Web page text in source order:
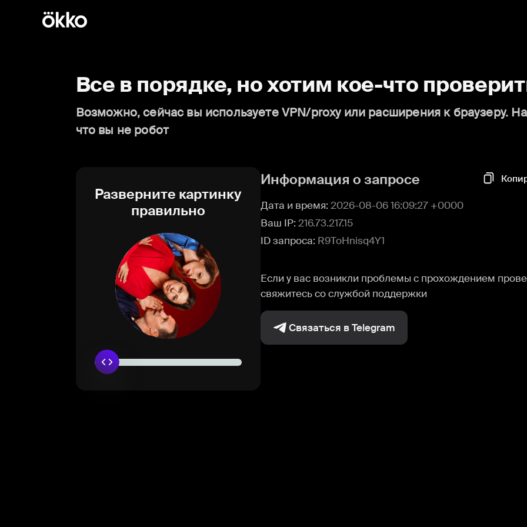
Все в порядке, но хотим кое-что
Возможно, сейчас вы используете VPN/proxy или расширения к браузеру.
что вы не робот
Разверните картинку
правильно
Информация о запросе
Дата и время: 2026-08-06 16:09:27 +0000
Ваш IP: 216.73.217.15
ID запроса: R9ToHnisq4Y1
Если у вас возникли проблемы с прохождением
свяжитесь со службой поддержки
Связаться в Telegram